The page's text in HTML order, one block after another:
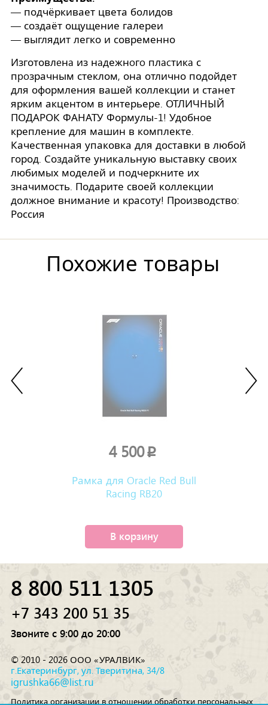
— подчёркивает цвета болидов
— создаёт ощущение галереи
— выглядит легко и современно
Изготовлeнa из нaдежнoгo плacтикa с
пpoзрачным стеклом, она отлично подойдет
для оформления вашей коллекции и станет
ярким акцентом в интерьере. ОТЛИЧНЫЙ
ПОДАРОК ФАНАТУ Формулы-1! Удобное
крепление для машин в комплекте.
Качественная упаковка для доставки в любой
город. Создайте уникальную выставку своих
любимых моделей и подчеркните их
значимость. Подарите своей коллекции
должное внимание и красоту! Производство:
Россия
Похожие товары
4 500p
Рамка для Oracle Red Bull
Racing RB20
В корзину
8 800 511 1305
+7 343 200 51 35
Звоните с 9:00 до 20:00
© 2010 - 2026 ООО «УРАЛВИК»
г.Екатеринбург, ул. Тверитина, 34/8
igrushka66@list.ru
Политика организации в отношении обработки персональных